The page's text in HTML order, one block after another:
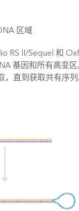
区域
RS II/Sequel 和
基因和所有高变
直到获取共有序